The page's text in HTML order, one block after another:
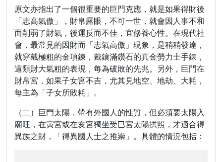
原文亦指出了一個很重要的巨門克應，就是如果得財後
「志高氣傲」，財帛露眼，不可一世，就會因人事不和
而削弱了財氣，後運反而不佳，宜修養心性。在現代社
會，最常見的因財而「志氣高傲」現象，是稍稍發達，
就穿戴極粗的金項鍊，戴鑲滿鑽石的真金勞力士手錶，
這類財大氣粗的表現，每為破敗的先兆。另外，巨門在
財帛宮，如果子女宮不吉，尤其見地空、地劫、大耗，
每主為「子女所敗耗」。
（二）巨門太陽，帶有外國人的性質，但必須要太陽入
廟旺，在寅宮或在亥宮獨坐受巳宮太陽拱照，才適合得
異族之財，「得異國人士之推崇」。具體的情況包括：